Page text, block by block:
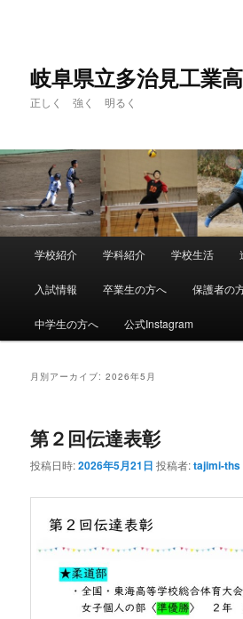
岐阜県立多治見工業
正しく 強く 明るく
ュ
メ
イ
ン
コ
テ
ツ
サ
ブ
コ
ン
ン
へ
学校紹介 学科紹介 学校生活
入試情報 卒業生の方へ 保護者の
中学生の方へ 公式Instagram
月別アーカイブ:2026年5月
第２回伝達表彰
投稿日時:2026年5月21日 投稿者:tajimi-ths